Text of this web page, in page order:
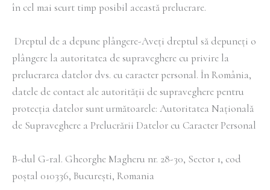
în cel mai scurt timp posibil această prelucrare.
Dreptul de a depune plângere-Aveți dreptul să depuneți o
plângere la autoritatea de supraveghere cu privire la
prelucrarea datelor dvs. cu caracter personal. În România,
datele de contact ale autorității de supraveghere pentru
protecția datelor sunt următoarele: Autoritatea Națională
de Supraveghere a Prelucrării Datelor cu Caracter Personal
B-dul G-ral. Gheorghe Magheru nr. 28-30, Sector 1, cod
poștal 010336, București, Romania